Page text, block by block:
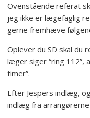
Ovenstående referat
jeg ikke er lægefaglig
gerne fremhæve
Oplever du SD skal du
læger siger “ring 112”,
timer”.
Efter Jespers indlæg,
indlæg fra arrangørerne